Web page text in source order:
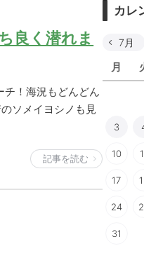
良く潜れま
チ！海況もどんどん
ソメイヨシノも見
記事を読む
カレ
月
7月
3
10
17
24
31